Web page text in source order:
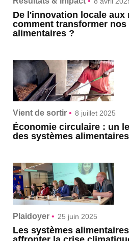
De l'innovation locale
comment transformer nos
alimentaires ?
Vient de sortir • 8 juillet 2025
Économie circulaire : un
des systèmes
Plaidoyer • 25 juin 2025
Les systèmes